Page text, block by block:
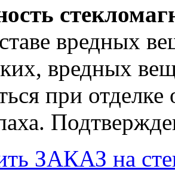
вредных
вредных
при
ЗАКАЗ на